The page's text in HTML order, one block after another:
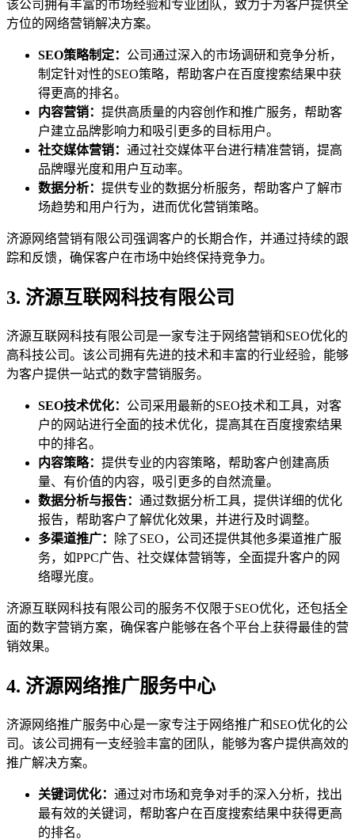
该公司拥有丰富的市场经验和专业团队，致力于为客户提供全
方位的网络营销解决方案。
SEO策略制定： 公司通过深入的市场调研和竞争分析，
制定针对性的SEO策略，帮助客户在百度搜索结果中获
得更高的排名。
内容营销： 提供高质量的内容创作和推广服务，帮助客
户建立品牌影响力和吸引更多的目标用户。
社交媒体营销： 通过社交媒体平台进行精准营销，提高
品牌曝光度和用户互动率。
数据分析： 提供专业的数据分析服务，帮助客户了解市
场趋势和用户行为，进而优化营销策略。
济源网络营销有限公司强调客户的长期合作，并通过持续的跟
踪和反馈，确保客户在市场中始终保持竞争力。
3. 济源互联网科技有限公司
济源互联网科技有限公司是一家专注于网络营销和SEO优化的
高科技公司。该公司拥有先进的技术和丰富的行业经验，能够
为客户提供一站式的数字营销服务。
SEO技术优化： 公司采用最新的SEO技术和工具，对客
户的网站进行全面的技术优化，提高其在百度搜索结果
中的排名。
内容策略： 提供专业的内容策略，帮助客户创建高质
量、有价值的内容，吸引更多的自然流量。
数据分析与报告： 通过数据分析工具，提供详细的优化
报告，帮助客户了解优化效果，并进行及时调整。
多渠道推广：
除了SEO，公司还提供其他多渠道推广服
务，如PPC广告、社交媒体营销等，全面提升客户的网
络曝光度。
济源互联网科技有限公司的服务不仅限于SEO优化，还包括全
面的数字营销方案，确保客户能够在各个平台上获得最佳的营
销效果。
4. 济源网络推广服务中心
济源网络推广服务中心是一家专注于网络推广和SEO优化的公
司。该公司拥有一支经验丰富的团队，能够为客户提供高效的
推广解决方案。
关键词优化： 通过对市场和竞争对手的深入分析，找出
最有效的关键词，帮助客户在百度搜索结果中获得更高
的排名。